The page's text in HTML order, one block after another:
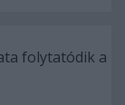
folytatódik a